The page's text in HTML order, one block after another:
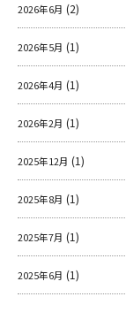
2026年6月 (2)
2026年5月 (1)
2026年4月 (1)
2026年2月 (1)
2025年12月 (1)
2025年8月 (1)
2025年7月 (1)
2025年6月 (1)